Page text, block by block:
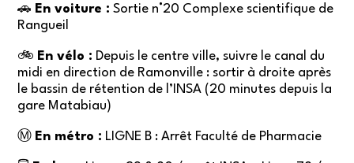
🚗 En voiture : Sortie n°20 Complexe scientifique de
Rangueil
🚲 En vélo : Depuis le centre ville, suivre le canal du
midi en direction de Ramonville : sortir à droite après
le bassin de rétention de l’INSA (20 minutes depuis la
gare Matabiau)
Ⓜ️ En métro : LIGNE B : Arrêt Faculté de Pharmacie